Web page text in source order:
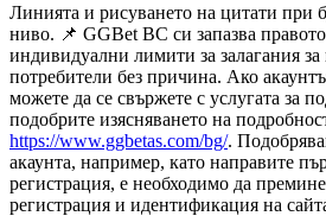
Линията и рисуването на цитати при
ниво. 📌 GGBet BC си запазва
индивидуални лимити за залагания
потребители без причина. Ако
можете да се свържете с услугата за
подобрите изясняването на
https://www.ggbetas.com/bg/.
акаунта, например, като направите
регистрация, е необходимо да
регистрация и идентификация на